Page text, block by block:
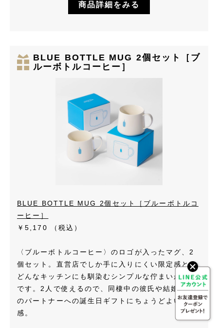
商品詳細をみる
BLUE BOTTLE MUG 2個セット［ブ
ルーボトルコーヒー］
BLUE BOTTLE MUG 2個セット［ブルーボトルコ
ーヒー］
￥5,170
（税込）
〈ブルーボトルコーヒー〉のロゴが入ったマグ、2
個セット。直営店でしか手に入りにくい限定感と、
どんなキッチンにも馴染むシンプルな佇まいが魅力
です。2人で使えるので、同棲中の彼氏や結婚間近
のパートナーへの誕生日ギフトにちょうどよい温度
感。